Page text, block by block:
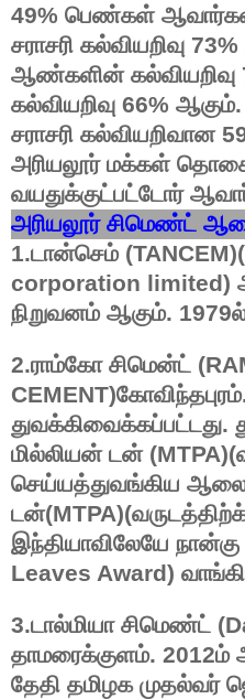
49% பெண்கள்
சராசரி கல்வியறிவு 73%
ஆண்களின் கல்வியறிவு
கல்வியறிவு 66% ஆகும்.
சராசரி கல்வியறிவான
அரியலூர் மக்கள்
வயதுக்குட்பட்டோர்
அரியலூர் சிமெண்ட்
1.டான்செம்
corporation limited)
நிறுவனம் ஆகும். 1979
2.ராம்கோ சிமென்ட்
CEMENT)கோவிந்தபுரம்
துவக்கிவைக்கப்பட்டது.
மில்லியன் டன்(MTPA)(
செய்யத்துவங்கிய
டன்(MTPA)(
இந்தியாவிலேயே நான்கு
Leaves Award)
3.டால்மியா சிமெண்ட்
தாமரைக்குளம். 2012ம்
தேதி தமிழக முதல்வர்